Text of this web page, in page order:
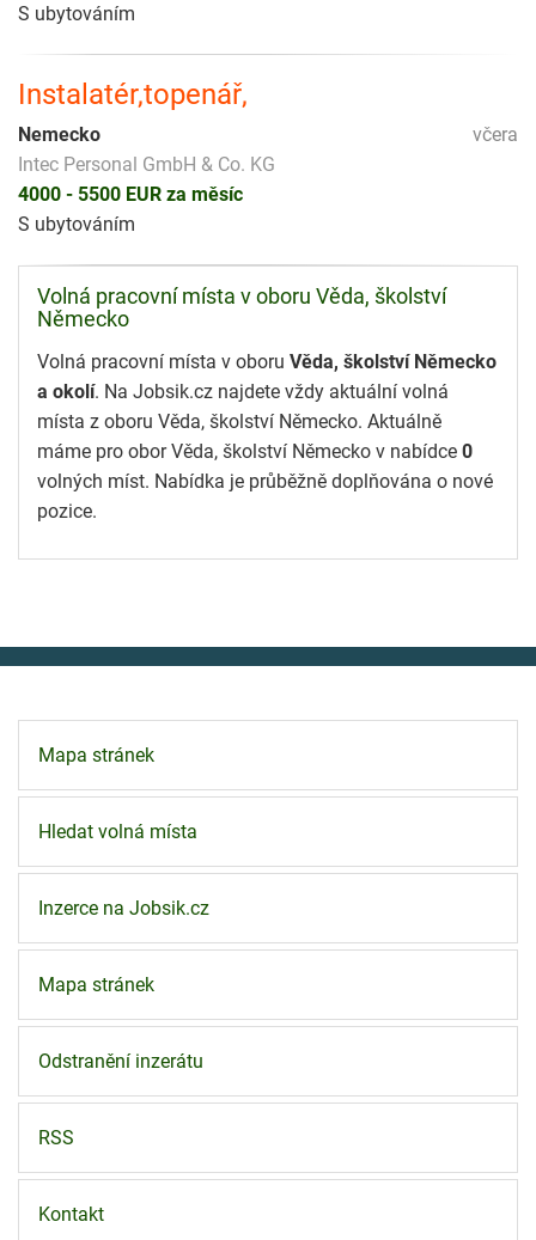
S ubytováním
Instalatér,topenář,
včera
Nemecko
Intec Personal GmbH & Co. KG
4000 - 5500 EUR za měsíc
S ubytováním
Volná pracovní místa v oboru Věda, školství
Německo
Volná pracovní místa v oboru Věda, školství Německo
a okolí. Na Jobsik.cz najdete vždy aktuální volná
místa z oboru Věda, školství Německo. Aktuálně
máme pro obor Věda, školství Německo v nabídce 0
volných míst. Nabídka je průběžně doplňována o nové
pozice.
Mapa stránek
Hledat volná místa
Inzerce na Jobsik.cz
Mapa stránek
Odstranění inzerátu
RSS
Kontakt